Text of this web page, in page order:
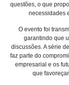
questões, o que
necessidades
O evento foi
garantindo que
discussões. A série
faz parte do
empresarial e os
que